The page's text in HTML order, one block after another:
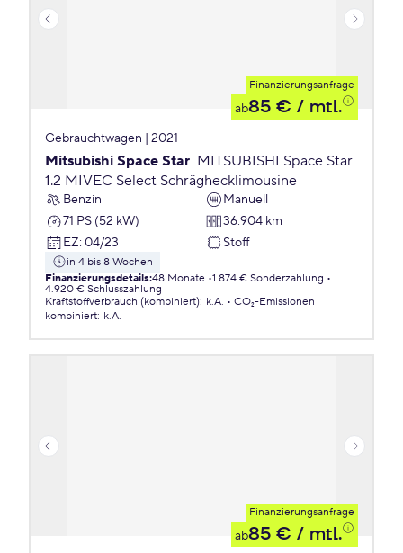
Finanzierungsanfrage
ab85 € / mtl.
Gebrauchtwagen | 2021
Mitsubishi Space Star MITSUBISHI Space Star
1.2 MIVEC Select Schräghecklimousine
Benzin
Manuell
71 PS (52 kW)
36.904 km
EZ: 04/23 Stoff
in 4 bis 8 Wochen
Finanzierungsdetails:48 Monate 1.874 € Sonderzahlung
4.920 € Schlusszahlung
Kraftstoffverbrauch (kombiniert): k.A.
CO₂-Emissionen
kombiniert: k.A.
Finanzierungsanfrage
ab85 € / mtl.